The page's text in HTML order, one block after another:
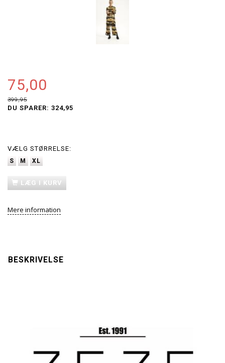
75,00
399,95
DU SPARER: 324,95
VÆLG STØRRELSE:
S M XL
LÆG I KURV
Mere information
BESKRIVELSE